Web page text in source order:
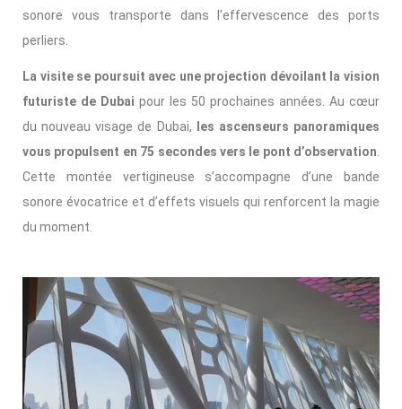
sonore vous transporte dans l’effervescence des ports
perliers.
La visite se poursuit avec une projection dévoilant la vision
futuriste de Dubai pour les 50 prochaines années. Au cœur
du nouveau visage de Dubai,
les ascenseurs panoramiques
vous propulsent en 75 secondes vers le pont d’observation
Cette montée vertigineuse s’accompagne d’une bande
sonore évocatrice et d’effets visuels qui renforcent la magie
du moment.